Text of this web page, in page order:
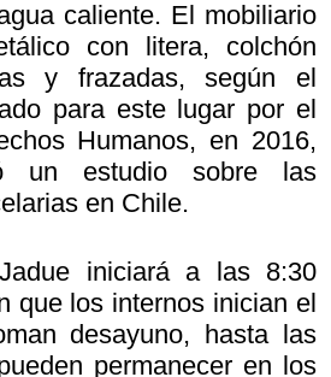
caliente. El mobiliario
con litera, colchón
y frazadas, según el
para este lugar por el
Humanos, en 2016,
un estudio sobre las
en Chile.
iniciará a las 8:30
que los internos inician el
desayuno, hasta las
permanecer en los